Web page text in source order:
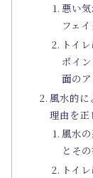
悪い
フェ
トイ
ポイ
面の
風水的に
理由を正
風水
とそ
トイ